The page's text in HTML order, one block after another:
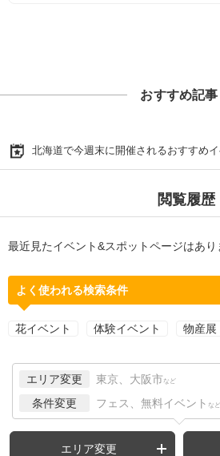
おすすめ記事
北海道で今週末に開催されるおすすめ
閲覧履歴
最近見たイベント&スポットページはあり
よく使われる検索条件
花イベント 体験イベント 物産展
エリア変更 東京、大阪市 など
条件変更 フェス、無料イベント など
エリア変更